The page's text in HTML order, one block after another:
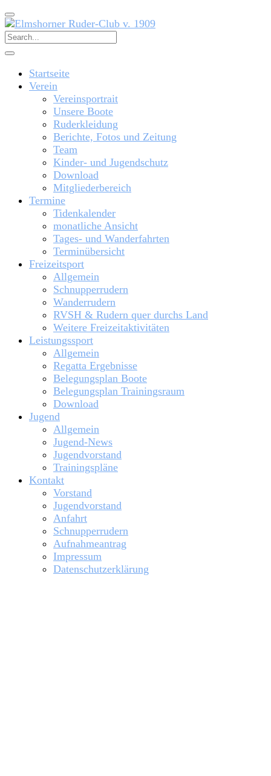
Startseite
Verein
Vereinsportrait
Unsere Boote
Ruderkleidung
Berichte, Fotos und Zeitung
Team
Kinder- und Jugendschutz
Download
Mitgliederbereich
Termine
Tidenkalender
monatliche Ansicht
Tages- und Wanderfahrten
Terminübersicht
Freizeitsport
Allgemein
Schnupperrudern
Wanderrudern
RVSH & Rudern quer durchs Land
Weitere Freizeitaktivitäten
Leistungssport
Allgemein
Regatta Ergebnisse
Belegungsplan Boote
Belegungsplan Trainingsraum
Download
Jugend
Allgemein
Jugend-News
Jugendvorstand
Trainingspläne
Kontakt
Vorstand
Jugendvorstand
Anfahrt
Schnupperrudern
Aufnahmeantrag
Impressum
Datenschutzerklärung